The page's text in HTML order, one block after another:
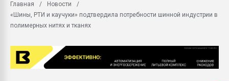
28.07.2026
первый план в
Главная
Новости
«Шины, РТИ и каучуки» подтвердила потребности шинной индустрии в
полимерных нитях и тканях